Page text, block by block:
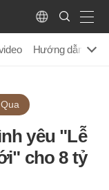
Language
Search
Submit
Hướng dẫn sinh
yêu "Lễ
cho 8 tỷ